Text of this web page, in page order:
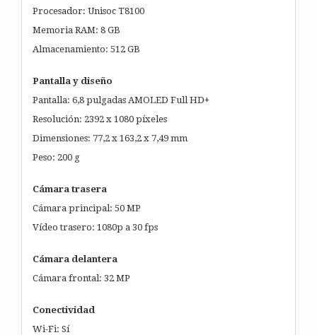
Procesador: Unisoc T8100
Memoria RAM: 8 GB
Almacenamiento: 512 GB
Pantalla y diseño
Pantalla: 6,8 pulgadas AMOLED Full HD+
Resolución: 2392 x 1080 píxeles
Dimensiones: 77,2 x 163,2 x 7,49 mm
Peso: 200 g
Cámara trasera
Cámara principal: 50 MP
Vídeo trasero: 1080p a 30 fps
Cámara delantera
Cámara frontal: 32 MP
Conectividad
Wi-Fi: Sí